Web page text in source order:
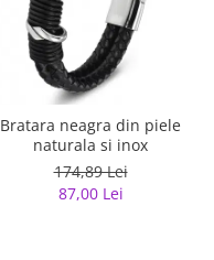
Bratara neagra din piele
naturala si inox
174,89 Lei
87,00 Lei